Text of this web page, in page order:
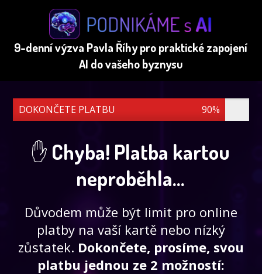
9-denní výzva Pavla Říhy pro praktické zapojení
AI do vašeho byznysu
DOKONČETE PLATBU 90%
✋ Chyba! Platba kartou
neproběhla...
Důvodem může být limit pro online
platby na vaší kartě nebo nízký
zůstatek. Dokončete, prosíme, svou
platbu jednou ze 2 možností: